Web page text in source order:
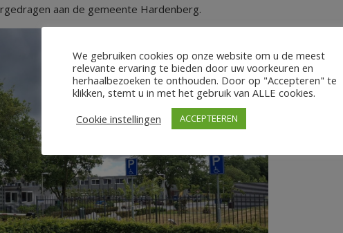
aan de gemeente Hardenberg.
We gebruiken cookies op onze website om u de meest
relevante ervaring te bieden door uw voorkeuren en
herhaalbezoeken te onthouden. Door op "Accepteren" te
klikken, stemt u in met het gebruik van ALLE cookies.
Cookie instellingen
ACCEPTEEREN